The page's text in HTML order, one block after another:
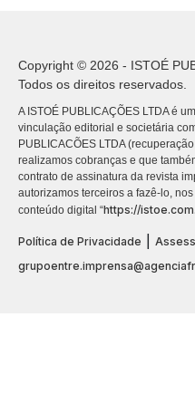
Copyright © 2026 - ISTOÉ
Todos os direitos reservados.
A ISTOÉ PUBLICAÇÕES LTDA é
vinculação editorial e societária
PUBLICACÕES LTDA
realizamos cobranças e que
contrato de assinatura da revista
autorizamos terceiros a fazê-lo,
conteúdo digital “https://
Política de Privacidade